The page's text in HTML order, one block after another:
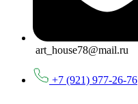
art_house78@mail.ru
+7 (921) 977-26-76